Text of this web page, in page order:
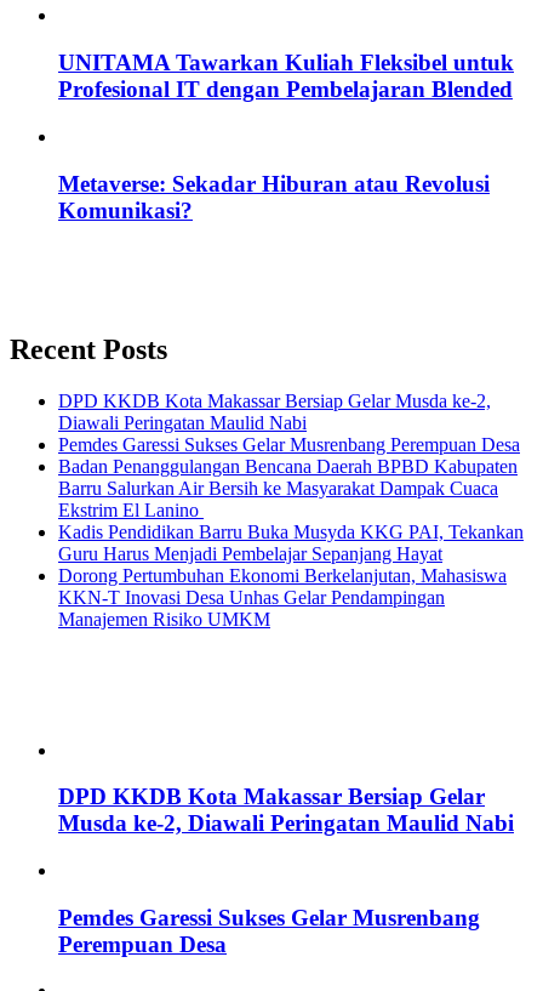
UNITAMA Tawarkan Kuliah Fleksibel untuk
Profesional IT dengan Pembelajaran Blended
Metaverse: Sekadar Hiburan atau Revolusi
Komunikasi?
Recent Posts
DPD KKDB Kota Makassar Bersiap Gelar Musda ke-2,
Diawali Peringatan Maulid Nabi
Pemdes Garessi Sukses Gelar Musrenbang Perempuan Desa
Badan Penanggulangan Bencana Daerah BPBD Kabupaten
Barru Salurkan Air Bersih ke Masyarakat Dampak Cuaca
Ekstrim El Lanino
Kadis Pendidikan Barru Buka Musyda KKG PAI, Tekankan
Guru Harus Menjadi Pembelajar Sepanjang Hayat
Dorong Pertumbuhan Ekonomi Berkelanjutan, Mahasiswa
KKN-T Inovasi Desa Unhas Gelar Pendampingan
Manajemen Risiko UMKM
DPD KKDB Kota Makassar Bersiap Gelar
Musda ke-2, Diawali Peringatan Maulid Nabi
Pemdes Garessi Sukses Gelar Musrenbang
Perempuan Desa